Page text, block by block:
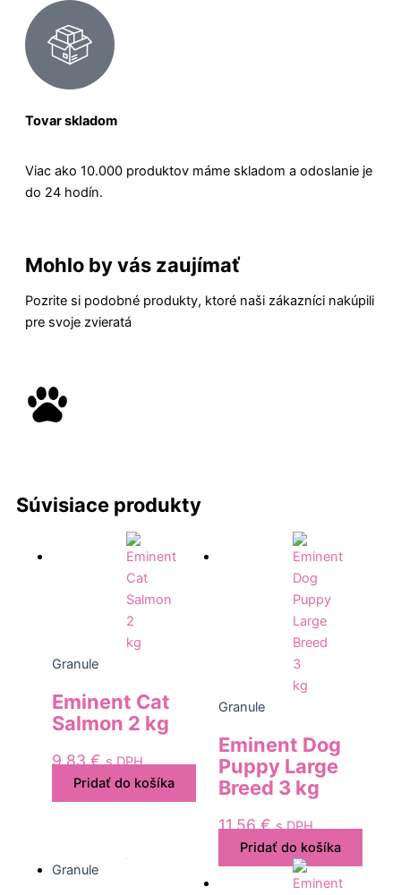
Tovar skladom
Viac ako 10.000 produktov máme skladom a odoslanie je
do 24 hodín.
Mohlo by vás zaujímať
Pozrite si podobné produkty, ktoré naši zákazníci nakúpili
pre svoje zvieratá
Súvisiace produkty
Granule
Eminent Cat
Salmon 2 kg
9,83€ s DPH
Pridať do košíka
Granule
Eminent Dog
Puppy Large
Breed 3 kg
11,56€ s DPH
Pridať do košíka
Granule